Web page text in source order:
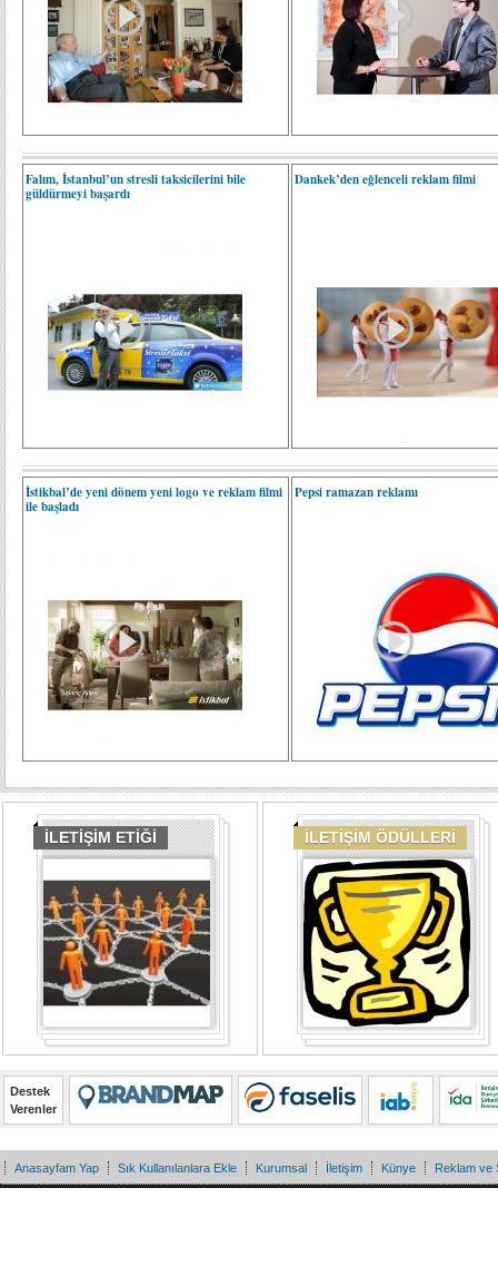
Falım, İstanbul’un stresli taksicilerini bile
güldürmeyi başardı
Dankek’den eğlenceli reklam filmi
İstikbal’de yeni dönem yeni logo ve reklam filmi
ile başladı
Pepsi ramazan reklamı
İLETİŞİM ETİĞİ İLETİŞİM ÖDÜLLERİ
Destek
Verenler
Anasayfam Yap Sık Kullanılanlara Ekle Kurumsal İletişim Künye Reklam ve